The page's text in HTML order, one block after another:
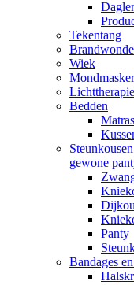
Tekentang
Wiek
Lichttherapie
Bedden
Matras
gewone
Panty
Bandages